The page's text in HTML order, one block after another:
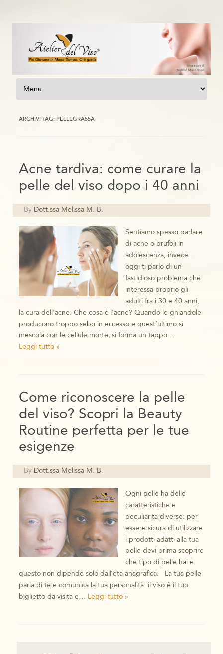
Vai al contenuto
ARCHIVI TAG: PELLEGRASSA
Acne tardiva: come curare la
pelle del viso dopo i 40 anni
By Dott.ssa Melissa M. B.
Sentiamo spesso parlare
di acne o brufoli in
adolescenza, invece
oggi ti parlo di un
fastidioso problema che
interessa proprio gli
adulti fra i 30 e 40 anni,
la cura dell’acne. Che cosa è l’acne? Quando le ghiandole
producono troppo sebo in eccesso e quest’ultimo si
mescola con le cellule morte, si forma un tappo…
Leggi tutto »
Come riconoscere la pelle
del viso? Scopri la Beauty
Routine perfetta per le tue
esigenze
By Dott.ssa Melissa M. B.
Ogni pelle ha delle
caratteristiche e
peculiarità diverse: per
essere sicura di utilizzare
i prodotti adatti alla tua
pelle devi prima scoprire
che tipo di pelle hai e
questo non dipende solo dall’età anagrafica. La tua pelle
parla di te e comunica la tua personalità: il viso è il tuo
biglietto da visita e… Leggi tutto »